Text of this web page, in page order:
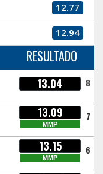
12.77
12.94
RESULTADO
13.04 8
13.09
MMP
7
13.15
MMP
6